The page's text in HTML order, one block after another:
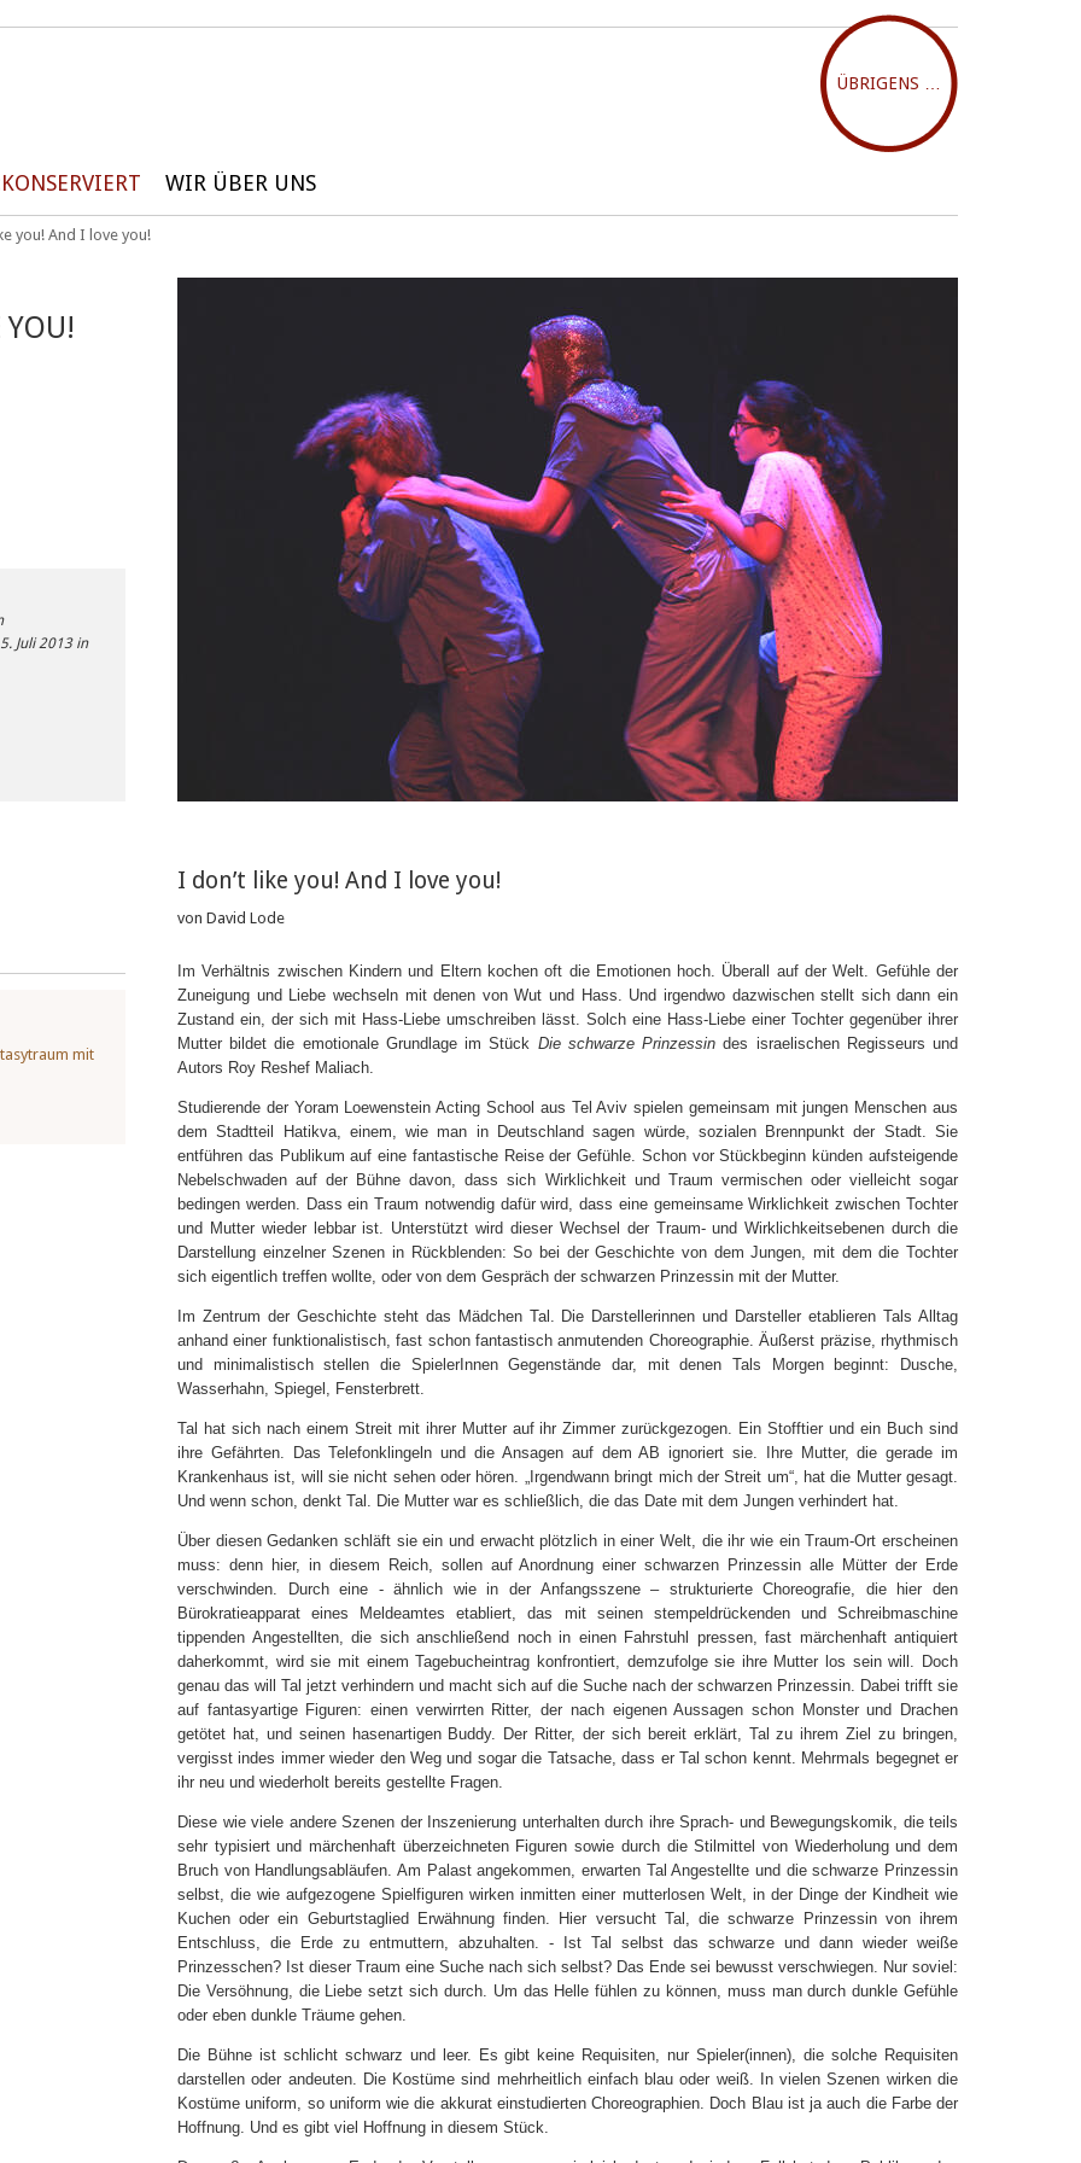
ÜBRIGENS …
KONSERVIERT WIR ÜBER UNS
you! And I love you!
I don’t like you! And I love you!
von David Lode
Im Verhältnis zwischen Kindern und Eltern kochen oft die Emotionen hoch. Überall auf der Welt. Gefühle der
Zuneigung und Liebe wechseln mit denen von Wut und Hass. Und irgendwo dazwischen stellt sich dann ein
Zustand ein, der sich mit Hass-Liebe umschreiben lässt. Solch eine Hass-Liebe einer Tochter gegenüber ihrer
Mutter bildet die emotionale Grundlage im Stück Die schwarze Prinzessin des israelischen Regisseurs und
Autors Roy Reshef Maliach.
Studierende der Yoram Loewenstein Acting School aus Tel Aviv spielen gemeinsam mit jungen Menschen aus
dem Stadtteil Hatikva, einem, wie man in Deutschland sagen würde, sozialen Brennpunkt der Stadt. Sie
entführen das Publikum auf eine fantastische Reise der Gefühle. Schon vor Stückbeginn künden aufsteigende
Nebelschwaden auf der Bühne davon, dass sich Wirklichkeit und Traum vermischen oder vielleicht sogar
bedingen werden. Dass ein Traum notwendig dafür wird, dass eine gemeinsame Wirklichkeit zwischen Tochter
und Mutter wieder lebbar ist. Unterstützt wird dieser Wechsel der Traum- und Wirklichkeitsebenen durch die
Darstellung einzelner Szenen in Rückblenden: So bei der Geschichte von dem Jungen, mit dem die Tochter
sich eigentlich treffen wollte, oder von dem Gespräch der schwarzen Prinzessin mit der Mutter.
Im Zentrum der Geschichte steht das Mädchen Tal. Die Darstellerinnen und Darsteller etablieren Tals Alltag
anhand einer funktionalistisch, fast schon fantastisch anmutenden Choreographie. Äußerst präzise, rhythmisch
und minimalistisch stellen die SpielerInnen Gegenstände dar, mit denen Tals Morgen beginnt: Dusche,
Wasserhahn, Spiegel, Fensterbrett.
Tal hat sich nach einem Streit mit ihrer Mutter auf ihr Zimmer zurückgezogen. Ein Stofftier und ein Buch sind
ihre Gefährten. Das Telefonklingeln und die Ansagen auf dem AB ignoriert sie. Ihre Mutter, die gerade im
Krankenhaus ist, will sie nicht sehen oder hören. „Irgendwann bringt mich der Streit um“, hat die Mutter gesagt.
Und wenn schon, denkt Tal. Die Mutter war es schließlich, die das Date mit dem Jungen verhindert hat.
Über diesen Gedanken schläft sie ein und erwacht plötzlich in einer Welt, die ihr wie ein Traum-Ort erscheinen
muss: denn hier, in diesem Reich, sollen auf Anordnung einer schwarzen Prinzessin alle Mütter der Erde
verschwinden. Durch eine - ähnlich wie in der Anfangsszene – strukturierte Choreografie, die hier den
Bürokratieapparat eines Meldeamtes etabliert, das mit seinen stempeldrückenden und Schreibmaschine
tippenden Angestellten, die sich anschließend noch in einen Fahrstuhl pressen, fast märchenhaft antiquiert
daherkommt, wird sie mit einem Tagebucheintrag konfrontiert, demzufolge sie ihre Mutter los sein will. Doch
genau das will Tal jetzt verhindern und macht sich auf die Suche nach der schwarzen Prinzessin. Dabei trifft sie
auf fantasyartige Figuren: einen verwirrten Ritter, der nach eigenen Aussagen schon Monster und Drachen
getötet hat, und seinen hasenartigen Buddy. Der Ritter, der sich bereit erklärt, Tal zu ihrem Ziel zu bringen,
vergisst indes immer wieder den Weg und sogar die Tatsache, dass er Tal schon kennt. Mehrmals begegnet er
ihr neu und wiederholt bereits gestellte Fragen.
Diese wie viele andere Szenen der Inszenierung unterhalten durch ihre Sprach- und Bewegungskomik, die teils
sehr typisiert und märchenhaft überzeichneten Figuren sowie durch die Stilmittel von Wiederholung und dem
Bruch von Handlungsabläufen. Am Palast angekommen, erwarten Tal Angestellte und die schwarze Prinzessin
selbst, die wie aufgezogene Spielfiguren wirken inmitten einer mutterlosen Welt, in der Dinge der Kindheit wie
Kuchen oder ein Geburtstaglied Erwähnung finden. Hier versucht Tal, die schwarze Prinzessin von ihrem
Entschluss, die Erde zu entmuttern, abzuhalten. - Ist Tal selbst das schwarze und dann wieder weiße
Prinzesschen? Ist dieser Traum eine Suche nach sich selbst? Das Ende sei bewusst verschwiegen. Nur soviel:
Die Versöhnung, die Liebe setzt sich durch. Um das Helle fühlen zu können, muss man durch dunkle Gefühle
oder eben dunkle Träume gehen.
Die Bühne ist schlicht schwarz und leer. Es gibt keine Requisiten, nur Spieler(innen), die solche Requisiten
darstellen oder andeuten. Die Kostüme sind mehrheitlich einfach blau oder weiß. In vielen Szenen wirken die
Kostüme uniform, so uniform wie die akkurat einstudierten Choreographien. Doch Blau ist ja auch die Farbe der
Hoffnung. Und es gibt viel Hoffnung in diesem Stück.
YOU!
Juli 2013 in
mit